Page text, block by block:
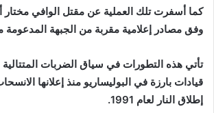
كما أسفرت تلك العملية عن مقتل الوافي مختار
وفق مصادر إعلامية مقربة من الجبهة المدعومة
تأتي هذه التطورات في سياق الضربات
قيادات بارزة في البوليساريو منذ إعلانها
إطلاق النار لعام 1991.